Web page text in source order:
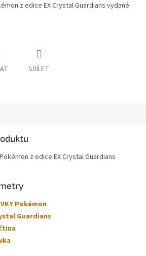
z edice EX Crystal Guardians vydané
SDÍLET
z edice EX Crystal Guardians
Pokémon
Guardians